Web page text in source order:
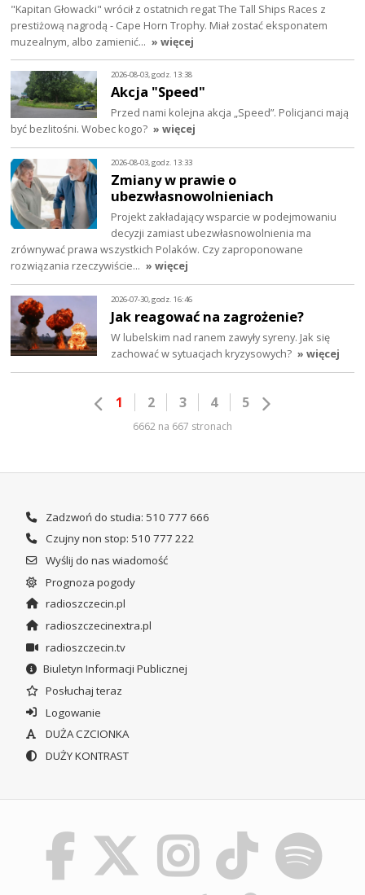
"Kapitan Głowacki" wrócił z ostatnich regat The Tall Ships Races z
prestiżową nagrodą - Cape Horn Trophy. Miał zostać eksponatem
muzealnym, albo zamienić… » więcej
2026-08-03, godz. 13:38
Akcja "Speed"
Przed nami kolejna akcja „Speed”. Policjanci mają
być bezlitośni. Wobec kogo? » więcej
2026-08-03, godz. 13:33
Zmiany w prawie o
ubezwłasnowolnieniach
Projekt zakładający wsparcie w podejmowaniu
decyzji zamiast ubezwłasnowolnienia ma
zrównywać prawa wszystkich Polaków. Czy zaproponowane
rozwiązania rzeczywiście… » więcej
2026-07-30, godz. 16:46
Jak reagować na zagrożenie?
W lubelskim nad ranem zawyły syreny. Jak się
zachować w sytuacjach kryzysowych? » więcej
1 2 3 4 5
6662 na 667 stronach
Zadzwoń do studia: 510 777 666
Czujny non stop: 510 777 222
Wyślij do nas wiadomość
Prognoza pogody
radioszczecin.pl
radioszczecinextra.pl
radioszczecin.tv
Biuletyn Informacji Publicznej
Posłuchaj teraz
Logowanie
DUŻA CZCIONKA
DUŻY KONTRAST